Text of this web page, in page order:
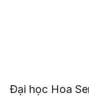
Đại học Hoa